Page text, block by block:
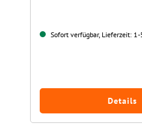
Sofort verfügbar, Lieferzeit: 1-
Details